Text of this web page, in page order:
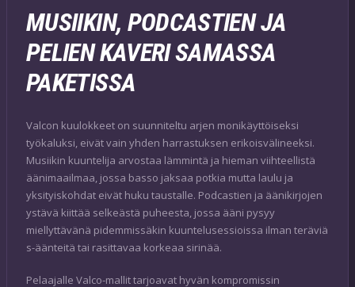
MUSIIKIN, PODCASTIEN JA
PELIEN KAVERI SAMASSA
PAKETISSA
Valcon kuulokkeet on suunniteltu arjen monikäyttöiseksi
työkaluksi, eivät vain yhden harrastuksen erikoisvälineeksi.
Musiikin kuuntelija arvostaa lämmintä ja hieman viihteellistä
äänimaailmaa, jossa basso jaksaa potkia mutta laulu ja
yksityiskohdat eivät huku taustalle. Podcastien ja äänikirjojen
ystävä kiittää selkeästä puheesta, jossa ääni pysyy
miellyttävänä pidemmissäkin kuuntelusessioissa ilman teräviä
s-äänteitä tai rasittavaa korkeaa sirinää.
Pelaajalle Valco-mallit tarjoavat hyvän kompromissin